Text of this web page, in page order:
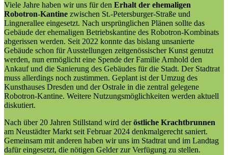
Viele Jahre haben wir uns für den Erhalt der ehemaligen
Robotron-Kantine zwischen St.-Petersburger-Straße und
Lingnerallee eingesetzt. Nach ursprünglichen Plänen sollte das
Gebäude der ehemaligen Betriebskantine des Robotron-Kombinats
abgerissen werden. Seit 2022 konnte das bislang unsanierte
Gebäude schon für Ausstellungen zeitgenössischer Kunst genutzt
werden, nun ermöglicht eine Spende der Familie Arnhold den
Ankauf und die Sanierung des Gebäudes für die Stadt. Der Stadtrat
muss allerdings noch zustimmen. Geplant ist der Umzug des
Kunsthauses Dresden und der Ostrale in die zentral gelegene
Robotron-Kantine. Weitere Nutzungsmöglichkeiten werden aktuell
diskutiert.
Nach über 20 Jahren Stillstand wird deröstliche Krachtbrunnen
am Neustädter Markt seit Februar 2024 denkmalgerecht saniert.
Gemeinsam mit anderen haben wir uns im Stadtrat und im Landtag
dafür eingesetzt, die nötigen Gelder zur Verfügung zu stellen.